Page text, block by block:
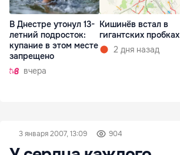
В Днестре утонул 13-
летний подросток:
купание в этом месте
запрещено
вчера
Кишинёв встал в
гигантских пробках
2 дня назад
3 января 2007, 13:09 904